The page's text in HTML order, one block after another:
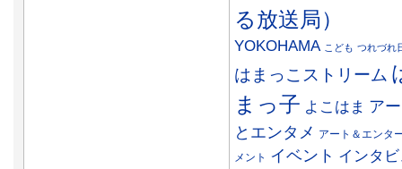
る放送局）
YOKOHAMA こども つれづれ
はまっこストリーム
まっ子 よこはま ア
とエンタメ アート＆エンタ
メント
イベント インタ